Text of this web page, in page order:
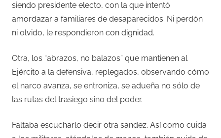
siendo presidente electo, con la que intentó
amordazar a familiares de desaparecidos. Ni perdón
ni olvido, le respondieron con dignidad.
Otra, los “abrazos, no balazos” que mantienen al
Ejército a la defensiva, replegados, observando cómo
el narco avanza, se entroniza, se adueña no sólo de
las rutas del trasiego sino del poder.
Faltaba escucharlo decir otra sandez. Así como cuida